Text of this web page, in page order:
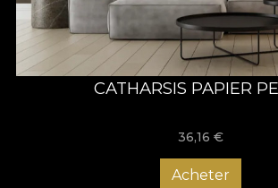
CATHARSIS PAPIER
36,16 €
Acheter